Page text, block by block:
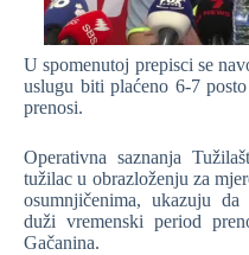
U spomenutoj prepisci se
uslugu biti plaćeno 6-7
prenosi.
Operativna saznanja
tužilac u obrazloženju za
osumnjičenima, ukazuju
duži vremenski period
Gačanina.